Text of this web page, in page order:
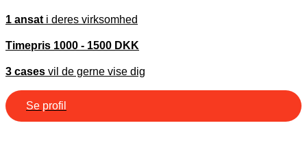
1 ansat i deres virksomhed
Timepris 1000 - 1500 DKK
3 cases vil de gerne vise dig
Se profil